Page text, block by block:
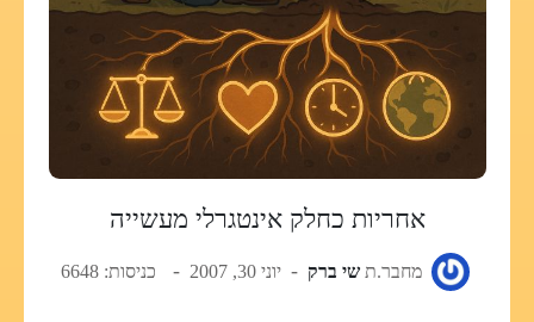
אחריות כחלק אינטגרלי מעשייה
מחבר.ת שי ברק יוני 30, 2007 כניסות: 6648